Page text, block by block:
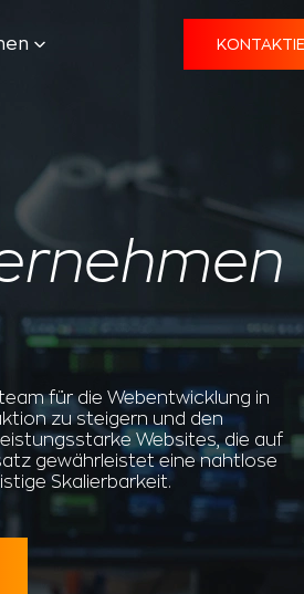
für die Webentwicklung in
zu steigern und den
Websites, die auf
gewährleistet eine nahtlose
Skalierbarkeit.